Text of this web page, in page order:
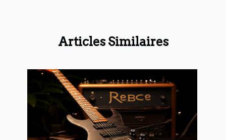
Articles Similaires